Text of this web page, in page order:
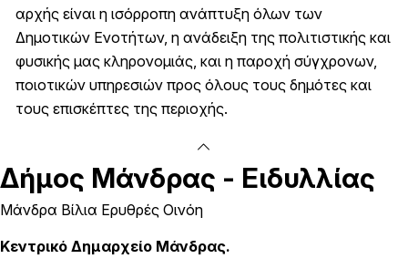
αρχής είναι η ισόρροπη ανάπτυξη όλων των
Δημοτικών Ενοτήτων, η ανάδειξη της πολιτιστικής και
φυσικής μας κληρονομιάς, και η παροχή σύγχρονων,
ποιοτικών υπηρεσιών προς όλους τους δημότες και
τους επισκέπτες της περιοχής.
Δήμος Μάνδρας - Ειδυλλίας
Μάνδρα Βίλια Ερυθρές Οινόη
Κεντρικό Δημαρχείο Μάνδρας.